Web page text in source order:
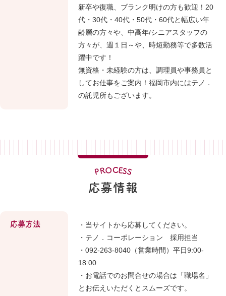
新卒や復職、ブランク明けの方も歓迎！20
代・30代・40代・50代・60代と幅広い年
齢層の方々や、中高年/シニアスタッフの
方々が、週１日～や、時短勤務等で多数活
躍中です！
無資格・未経験の方は、調理員や事務員と
してお仕事をご案内！福岡市内にはテノ．
の託児所もございます。
PROCESS
応募情報
応募方法
・当サイトから応募してください。
・テノ．コーポレーション 採用担当
・092-263-8040（営業時間）平日9:00-
18:00
・お電話でのお問合せの場合は「職場名」
とお伝えいただくとスムーズです。